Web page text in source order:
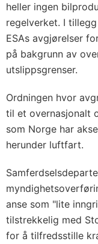
heller ingen
regelverket. I
ESAs avgjørelser
på bakgrunn av
utslippsgrenser.
Ordningen hvor
til et overnasjonalt
som Norge har
herunder luftfart.
anse som "lite
tilstrekkelig med
for å tilfredsstille